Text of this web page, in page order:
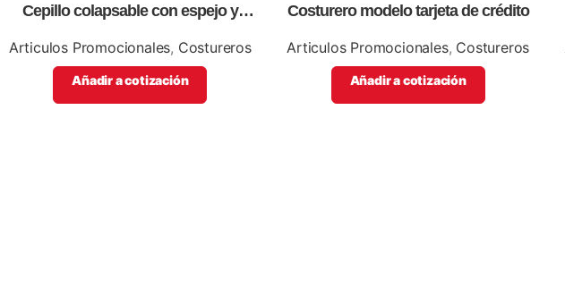
Cepillo colapsable con espejo y
Articulos Promocionales, Costureros
Añadir a cotización
Costurero modelo tarjeta de crédito
Articulos Promocionales, Costureros
Añadir a cotización